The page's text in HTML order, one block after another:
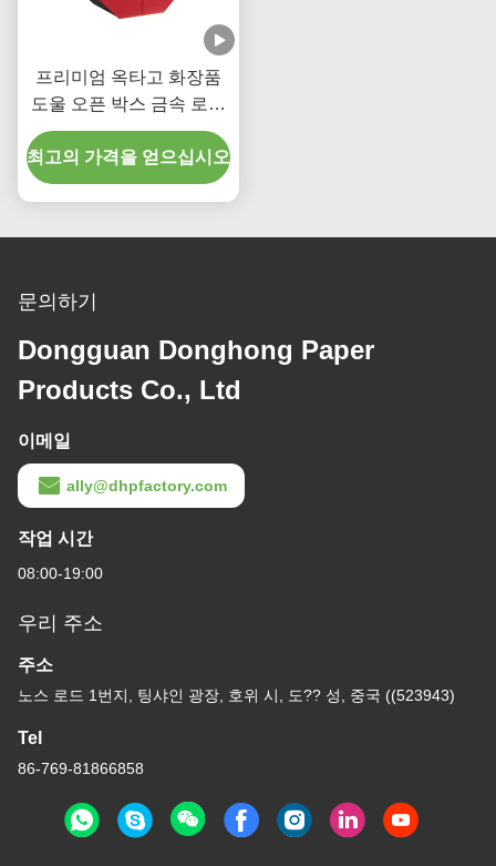
프리미엄 옥타고 화장품
도울 오픈 박스 금속 로고
EVA 삽입 럭셔리 선물 상
자
최고의 가격을 얻으십시오
문의하기
Dongguan Donghong Paper
Products Co., Ltd
이메일
ally@dhpfactory.com
작업 시간
08:00-19:00
우리 주소
주소
노스 로드 1번지, 팅샤인 광장, 호위 시, 도?? 성, 중국 ((523943)
Tel
86-769-81866858